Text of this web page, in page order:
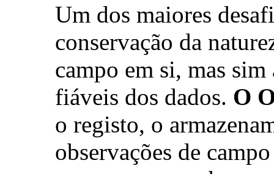
Um dos maiores
conservação da
campo em si, mas sim
fiáveis dos dados. O
o registo, o
observações de